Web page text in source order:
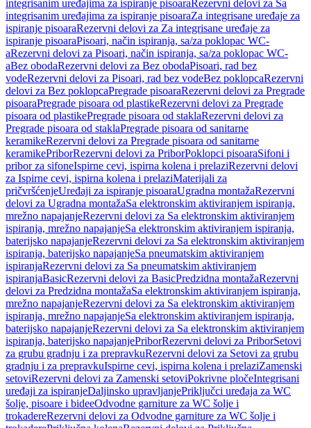
integrisanim uređajima za ispiranje pisoaraRezervni delovi za Sa
integrisanim uređajima za ispiranje pisoaraZa integrisane uređaje za
ispiranje pisoaraRezervni delovi za Za integrisane uređaje za
ispiranje pisoaraPisoari, način ispiranja, sa/za poklopac WC-
aRezervni delovi za Pisoari, način ispiranja, sa/za poklopac WC-
aBez obodaRezervni delovi za Bez obodaPisoari, rad bez
vodeRezervni delovi za Pisoari, rad bez vodeBez poklopcaRezervni
delovi za Bez poklopcaPregrade pisoaraRezervni delovi za Pregrade
pisoaraPregrade pisoara od plastikeRezervni delovi za Pregrade
pisoara od plastikePregrade pisoara od staklaRezervni delovi za
Pregrade pisoara od staklaPregrade pisoara od sanitarne
keramikeRezervni delovi za Pregrade pisoara od sanitarne
keramikePriborRezervni delovi za PriborPoklopci pisoaraSifoni i
pribor za sifoneIspirne cevi, ispirna kolena i prelaziRezervni delovi
za Ispirne cevi, ispirna kolena i prelaziMaterijali za
pričvršćenjeUređaji za ispiranje pisoaraUgradna montažaRezervni
delovi za Ugradna montažaSa elektronskim aktiviranjem ispiranja,
mrežno napajanjeRezervni delovi za Sa elektronskim aktiviranjem
ispiranja, mrežno napajanjeSa elektronskim aktiviranjem ispiranja,
baterijsko napajanjeRezervni delovi za Sa elektronskim aktiviranjem
ispiranja, baterijsko napajanjeSa pneumatskim aktiviranjem
ispiranjaRezervni delovi za Sa pneumatskim aktiviranjem
ispiranjaBasicRezervni delovi za BasicPredzidna montažaRezervni
delovi za Predzidna montažaSa elektronskim aktiviranjem ispiranja,
mrežno napajanjeRezervni delovi za Sa elektronskim aktiviranjem
ispiranja, mrežno napajanjeSa elektronskim aktiviranjem ispiranja,
baterijsko napajanjeRezervni delovi za Sa elektronskim aktiviranjem
ispiranja, baterijsko napajanjePriborRezervni delovi za PriborSetovi
za grubu gradnju i za prepravkuRezervni delovi za Setovi za grubu
gradnju i za prepravkuIspirne cevi, ispirna kolena i prelaziZamenski
setoviRezervni delovi za Zamenski setoviPokrivne pločeIntegrisani
uređaji za ispiranjeDaljinsko upravljanjePriključci uređaja za WC
šolje, pisoare i bideeOdvodne garniture za WC šolje i
trokadereRezervni delovi za Odvodne garniture za WC šolje i